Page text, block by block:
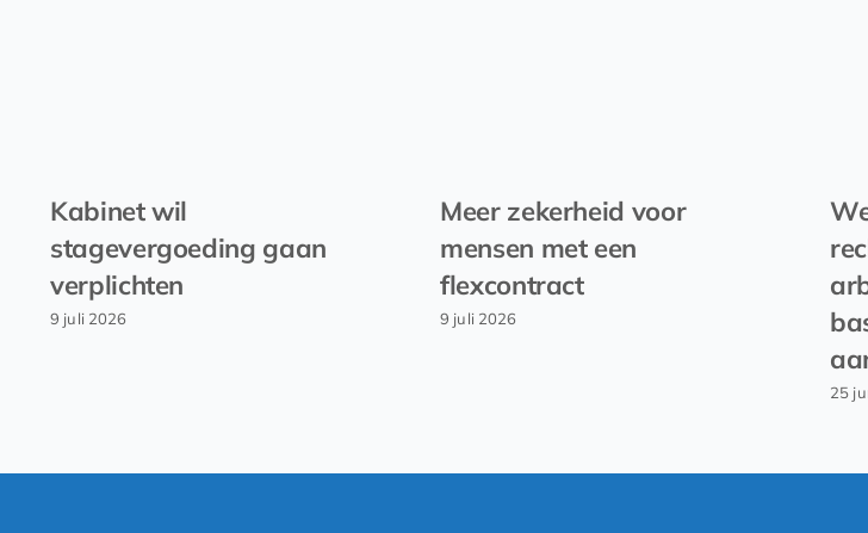
Kabinet wil
stagevergoeding gaan
verplichten
9 juli 2026
Meer zekerheid voor
mensen met een
flexcontract
9 juli 2026
25